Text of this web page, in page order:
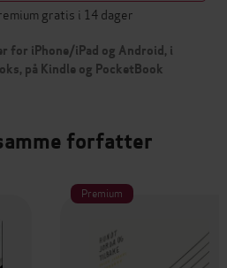
gratis i 14 dager
for iPhone/iPad og Android, i
på Kindle og PocketBook
forfatter
Premium